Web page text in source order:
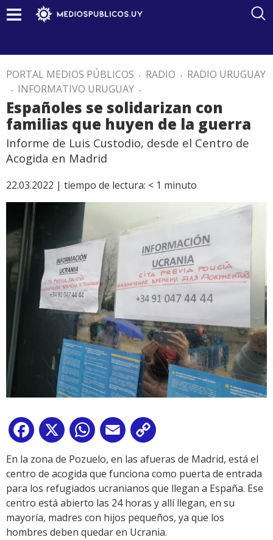
PORTAL MEDIOS PÚBLICOS . RADIO . RADIO URUGUAY
. INFORMATIVO URUGUAY .
Españoles se solidarizan con
familias que huyen de la guerra
Informe de Luis Custodio, desde el Centro de
Acogida en Madrid
22.03.2022 | tiempo de lectura: < 1 minuto
Facebook
X WhatsApp
Email
Link
En la zona de Pozuelo, en las afueras de Madrid, está el
centro de acogida que funciona como puerta de entrada
para los refugiados ucranianos que llegan a España. Ese
centro está abierto las 24 horas y allí llegan, en su
mayoría, madres con hijos pequeños, ya que los
hombres deben quedar en Ucrania.